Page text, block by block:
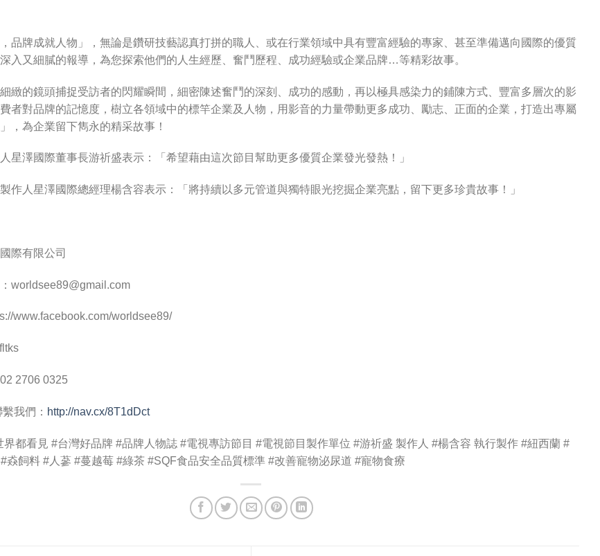
，品牌成就人物」，無論是鑽研技藝認真打拼的職人、或在行業領域中具有豐富經驗的專家、甚至準備邁向國際的優質
入又細膩的報導，為您探索他們的人生經歷、奮鬥歷程、成功經驗或企業品牌…等精彩故事。
緻的鏡頭捕捉受訪者的閃耀瞬間，細密陳述奮鬥的深刻、成功的感動，再以極具感染力的鋪陳方式、豐富多層次的影
者對品牌的記憶度，樹立各領域中的標竿企業及人物，用影音的力量帶動更多成功、勵志、正面的企業，打造出專屬
，為企業留下雋永的精采故事！
星澤國際董事長游祈盛表示：「希望藉由這次節目幫助更多優質企業發光發熱！」
作人星澤國際總經理楊含容表示：「將持續以多元管道與獨特眼光挖掘企業亮點，留下更多珍貴故事！」
際有限公司
worldsee89@gmail.com
www.facebook.com/worldsee89/
2706 0325
我們： http://nav.cx/8T1dDct
界都看見 #台灣好品牌 #品牌人物誌 #電視專訪節目 #電視節目製作單位 #游祈盛 製作人 #楊含容 執行製作 #紐西蘭 #
猋飼料 #人蔘 #蔓越莓 #綠茶 #SQF食品安全品質標準 #改善寵物泌尿道 #寵物食療